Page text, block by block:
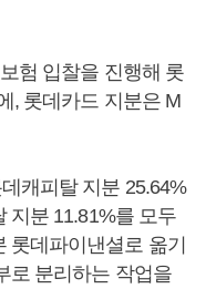
험 입찰을 진행해 롯
, 롯데카드 지분은 M
캐피탈 지분 25.64%
지분 11.81%를 모두
롯데파이낸셜로 옮기
로 분리하는 작업을